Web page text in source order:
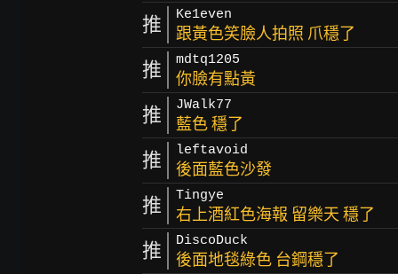
推 Ke1even
跟黃色笑臉人拍照 爪穩了
推 mdtq1205
你臉有點黃
推 JWalk77
藍色 穩了
推 leftavoid
後面藍色沙發
推 Tingye
右上酒紅色海報 留樂天 穩了
推 DiscoDuck
後面地毯綠色 台鋼穩了